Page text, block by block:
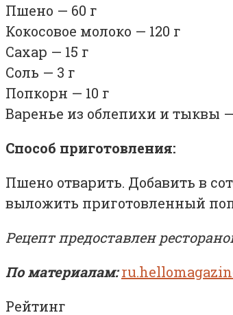
Пшено — 60 г
Кокосовое молоко — 120 г
Сахар — 15 г
Соль — 3 г
Попкорн — 10 г
Варенье из облепихи и тыквы —
Способ приготовления:
Пшено отварить. Добавить в
выложить приготовленный
Рецепт предоставлен
По материалам:
Рейтинг